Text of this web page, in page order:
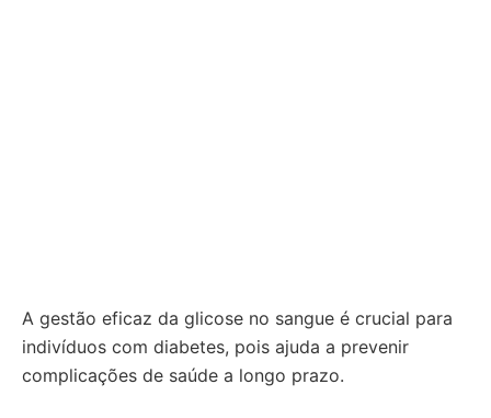
A gestão eficaz da glicose no sangue é crucial para
indivíduos com diabetes, pois ajuda a prevenir
complicações de saúde a longo prazo.